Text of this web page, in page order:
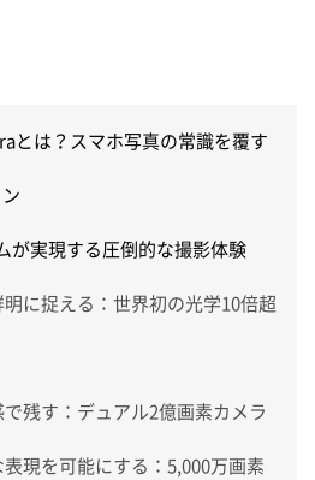
とは？スマホ写真の常識を覆す
が実現する圧倒的な撮影体験
に捉える：世界初の光学10倍超
残す：デュアル2億画素カメラ
現を可能にする：5,000万画素